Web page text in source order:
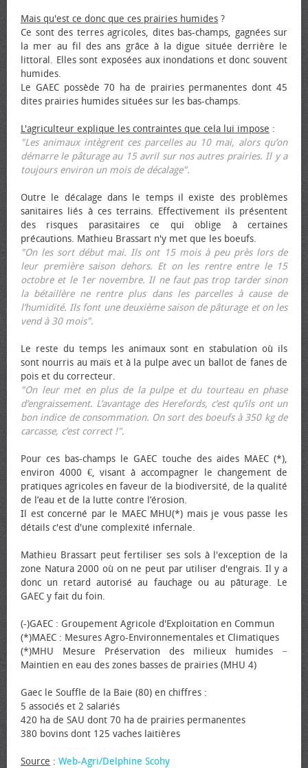
Mais qu'est ce donc que ces prairies humides ?
Ce sont des terres agricoles, dites bas-champs, gagnées sur
la mer au fil des ans grâce à la digue située derrière le
littoral. Elles sont exposées aux inondations et donc souvent
humides.
Le GAEC possède 70 ha de prairies permanentes dont 45
dites prairies humides situées sur les bas-champs.
L'agriculteur explique les contraintes que cela lui impose :
"Les animaux intègrent ces parcelles au 10 mai, alors qu’on
démarre le pâturage au 15 avril sur nos autres prairies. Il y a
toujours environ un mois de décalage".
Outre le décalage dans le temps il existe des problèmes
sanitaires liés à ces terrains. Effectivement ils présentent
des risques parasitaires ce qui oblige à certaines
précautions. Mathieu Brassart n'y met que les bœufs.
"On les sort début mai. Ils ont 15 mois à peu près lors de
leur première saison dehors. Et on les rentre entre le 15
octobre et le 1er novembre. Il ne faut pas trop tarder sinon
la bétaillère ne rentre plus dans les parcelles à cause de
l’humidité. Ils font une deuxième saison de pâturage et on les
vend à 30 mois".
Le reste du temps les animaux sont en stabulation où ils
sont nourris au maïs et à la pulpe avec un ballot de fanes de
pois et du correcteur.
"On leur met en plus de la pulpe et du tourteau en phase
d’engraissement. L’avantage des Herefords, c’est qu’ils ont un
bon indice de consommation. On sort des bœufs à 350 kg de
carcasse, c’est correct !".
Pour ces bas-champs le GAEC touche des aides MAEC (*),
environ 4000 €, visant à accompagner le changement de
pratiques agricoles en faveur de la biodiversité, de la qualité
de l’eau et de la lutte contre l’érosion.
Il est concerné par le MAEC MHU(*) mais je vous passe les
détails c'est d'une complexité infernale.
Mathieu Brassart peut fertiliser ses sols à l'exception de la
zone Natura 2000 où on ne peut par utiliser d'engrais. Il y a
donc un retard autorisé au fauchage ou au pâturage. Le
GAEC y fait du foin.
(-)GAEC : Groupement Agricole d'Exploitation en Commun
(*)MAEC : Mesures Agro-Environnementales et Climatiques
(*)MHU Mesure Préservation des milieux humides −
Maintien en eau des zones basses de prairies (MHU 4)
Gaec le Souffle de la Baie (80) en chiffres :
5 associés et 2 salariés
420 ha de SAU dont 70 ha de prairies permanentes
380 bovins dont 125 vaches laitières
Source : Web-Agri/Delphine Scohy